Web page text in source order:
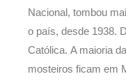
Nacional, tombou
o país, desde 1938.
Católica. A maioria
mosteiros ficam em